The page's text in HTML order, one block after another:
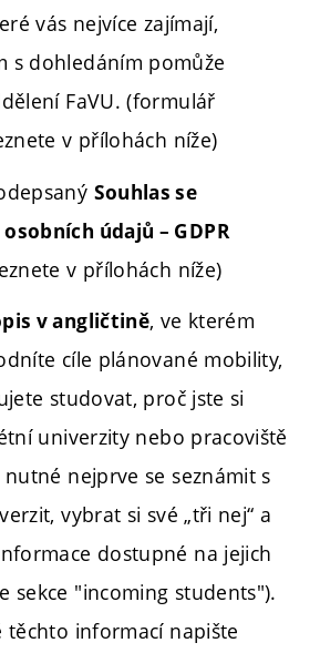
vás nejvíce zajímají,
s dohledáním pomůže
FaVU.(formulář
v přílohách níže)
Souhlas se
údajů – GDPR
v přílohách níže)
v angličtině, ve kterém
cíle plánované mobility,
studovat, proč jste si
univerzity nebo pracoviště
nutné nejprve se seznámit s
vybrat si své „tři nej“ a
dostupné na jejich
sekce "incoming students").
těchto informací napište